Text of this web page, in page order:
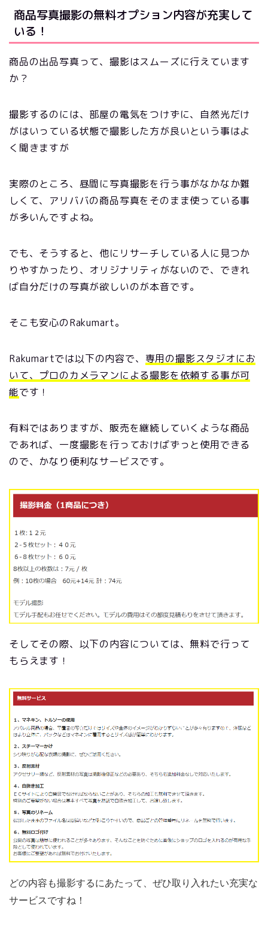
商品写真撮影の無料オプション内容が充実して
いる！
商品の出品写真って、撮影はスムーズに行えています
か？
撮影するのには、部屋の電気をつけずに、自然光だけ
がはいっている状態で撮影した方が良いという事はよ
く聞きますが
実際のところ、昼間に写真撮影を行う事がなかなか難
しくて、アリババの商品写真をそのまま使っている事
が多いんですよね。
でも、そうすると、他にリサーチしている人に見つか
りやすかったり、オリジナリティがないので、できれ
ば自分だけの写真が欲しいのが本音です。
そこも安心のRakumart。
Rakumartでは以下の内容で、 専用の撮影スタジオにお
いて、プロのカメラマンによる撮影を依頼する事が可
能です！
有料ではありますが、販売を継続していくような商品
であれば、一度撮影を行っておけばずっと使用できる
ので、かなり便利なサービスです。
そしてその際、以下の内容については、無料で行って
もらえます！
どの内容も撮影するにあたって、ぜひ取り入れたい充実な
サービスですね！